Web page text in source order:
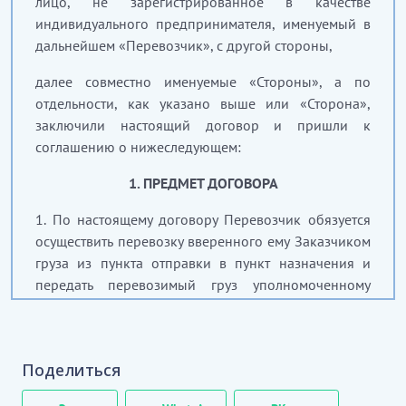
индивидуального предпринимателя, именуемый в
дальнейшем «Перевозчик», с другой стороны,
далее совместно именуемые «Стороны», а по
отдельности, как указано выше или «Сторона»,
заключили настоящий договор и пришли к
соглашению о нижеследующем:
1. ПРЕДМЕТ ДОГОВОРА
1. По настоящему договору Перевозчик обязуется
осуществить перевозку вверенного ему Заказчиком
груза из пункта отправки в пункт назначения и
передать перевозимый груз уполномоченному
Перевозчику в порядке и на условиях,
предусмотренных настоящим договором.
Поделиться